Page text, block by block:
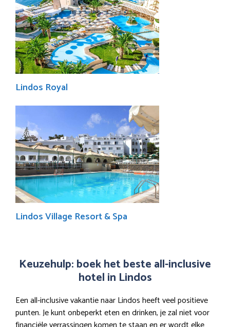
Lindos Royal
Lindos Village Resort & Spa
Keuzehulp: boek het beste all-inclusive
hotel in Lindos
Een all-inclusive vakantie naar Lindos heeft veel positieve
punten. Je kunt onbeperkt eten en drinken, je zal niet voor